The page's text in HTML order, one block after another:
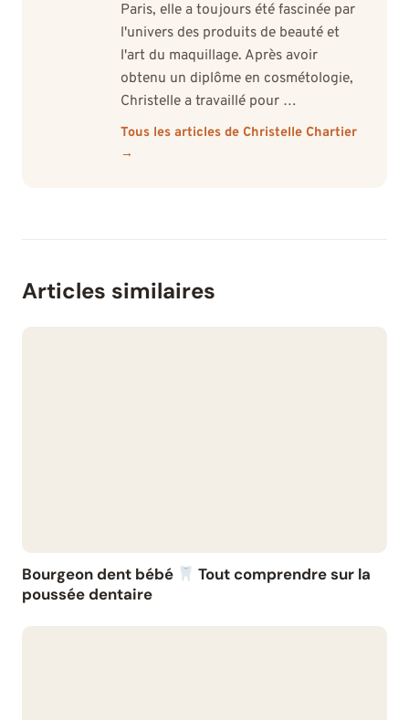
Paris, elle a toujours été fascinée par
l'univers des produits de beauté et
l'art du maquillage. Après avoir
obtenu un diplôme en cosmétologie,
Christelle a travaillé pour …
Tous les articles de Christelle Chartier
→
Articles similaires
Bourgeon dent bébé
Tout comprendre sur la
poussée dentaire